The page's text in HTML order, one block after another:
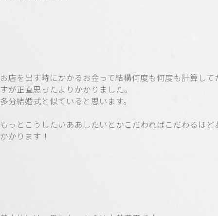
お店を出す時にかかるお金って結構何度も何度も計算して
すが正直思ったよりかかりました。
多分結婚式と似ていると思います。
もっとこうしたいああしたいとかこだわればこだわるほど
かかります！